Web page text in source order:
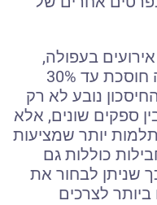
בעפולה,
נמצא כי בחירה בחבילה מלאה חוסכת עד 30%
נובע לא רק
ספקים שונים, אלא
יותר שמציעות
כוללות גם
שניתן לבחור את
לצרכים